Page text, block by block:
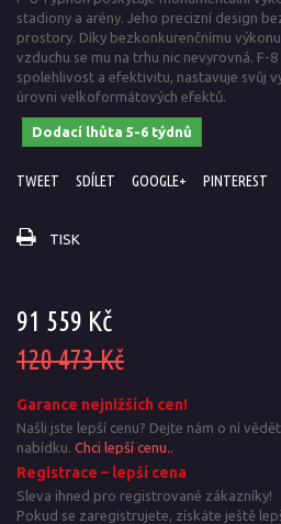
stadiony a arény. Jeho precizní design
prostory. Díky bezkonkurenčnímu
vzduchu se mu na trhu nic nevyrovná. F-
spolehlivost a efektivitu, nastavuje svůj
úrovni velkoformátových efektů.
Dodací lhůta 5-6 týdnů
TWEET SDÍLET GOOGLE+ PINTEREST
TISK
91 559 Kč
120 473 Kč
Garance nejnižších cen!
Našli jste lepší cenu? Dejte nám o ní
nabídku. Chci lepší cenu..
Registrace – lepší cena
Sleva ihned pro registrované zákazníky!
Pokud se zaregistrujete, získáte ještě